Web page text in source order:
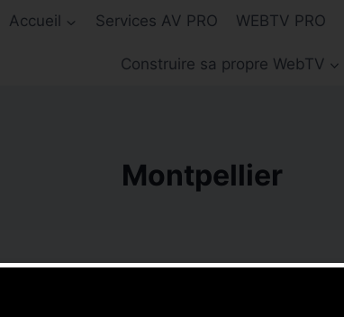
Accueil Services AV PRO WEBTV PRO
Construire sa propre WebTV
Montpellier